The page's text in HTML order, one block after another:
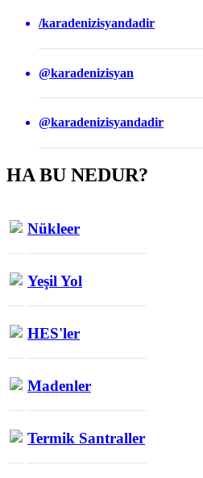
/karadenizisyandadir
@karadenizisyan
@karadenizisyandadir
HA BU NEDUR?
Nükleer
Yeşil Yol
HES'ler
Madenler
Termik Santraller